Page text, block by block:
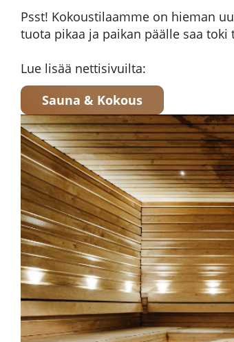
Psst! Kokoustilaamme on hieman
tuota pikaa ja paikan päälle saa
Lue lisää nettisivuilta:
Sauna & Kokous